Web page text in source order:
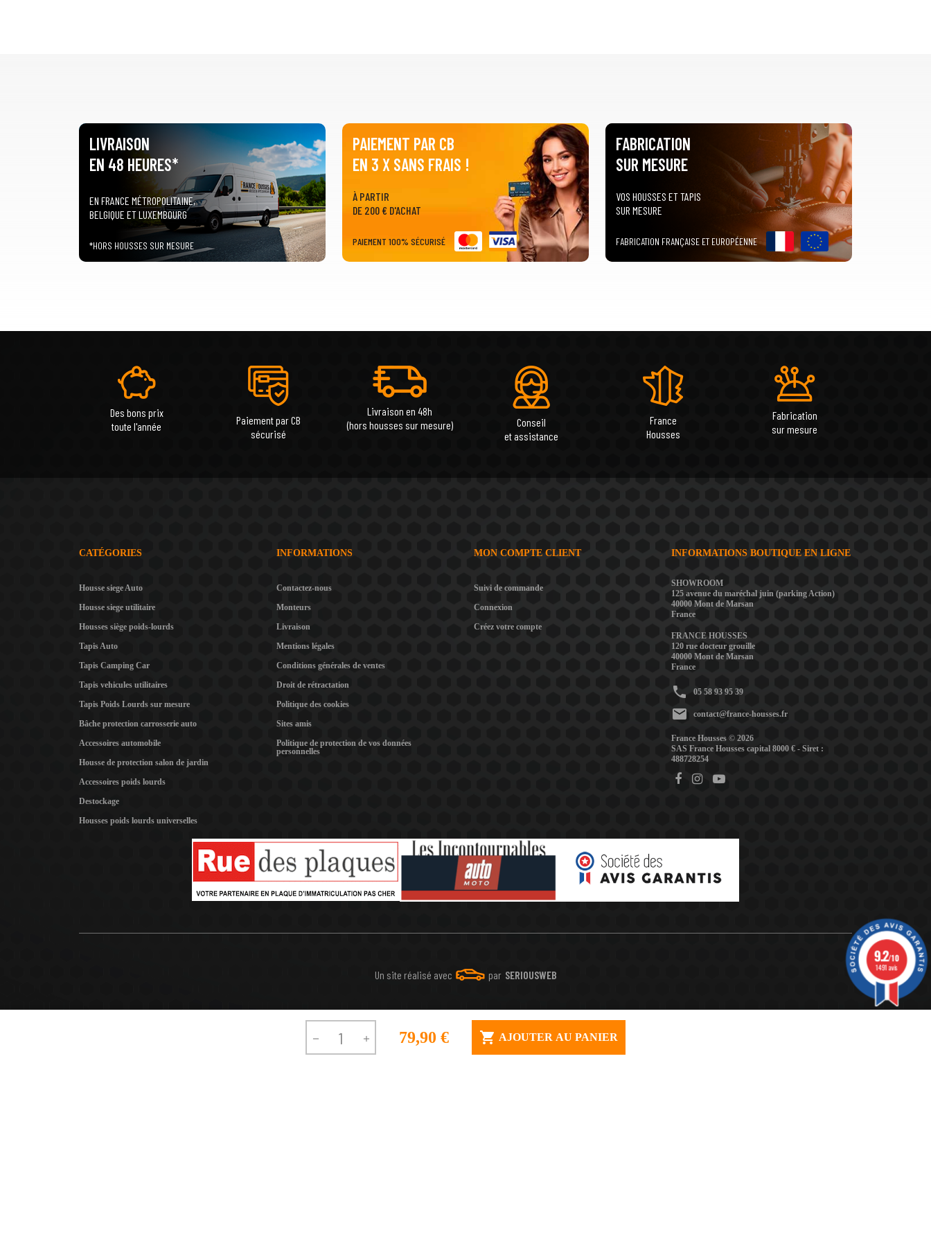
  79,90 €  AJOUTER AU PANIER
LIVRAISON
EN 48 HEURES*
EN FRANCE MÉTROPOLITAINE,
BELGIQUE ET LUXEMBOURG
*HORS HOUSSES SUR MESURE
PAIEMENT PAR CB
EN 3 X SANS FRAIS !
À PARTIR
DE 200 € D'ACHAT
PAIEMENT 100% SÉCURISÉ
FABRICATION
SUR MESURE
VOS HOUSSES ET TAPIS
SUR MESURE
FABRICATION FRANÇAISE ET EUROPÉENNE
Des bons prix
toute l'année
Paiement par CB
sécurisé
Livraison en 48h
(hors housses sur mesure)
Conseil
et assistance
France
Housses
Fabrication
sur mesure
CATÉGORIES
Housse siege Auto
Housse siege utilitaire
Housses siège poids-lourds
Tapis Auto
Tapis Camping Car
Tapis vehicules utilitaires
Tapis Poids Lourds sur mesure
Bâche protection carrosserie auto
Accessoires automobile
Housse de protection salon de jardin
Accessoires poids lourds
Destockage
Housses poids lourds universelles
INFORMATIONS
Contactez-nous
Monteurs
Livraison
Mentions légales
Conditions générales de ventes
Droit de rétractation
Politique des cookies
Sites amis
Politique de protection de vos données
personnelles
MON COMPTE CLIENT
Suivi de commande
Connexion
Créez votre compte
INFORMATIONS BOUTIQUE EN LIGNE
SHOWROOM
125 avenue du maréchal juin (parking Action)
40000 Mont de Marsan
France
FRANCE HOUSSES
120 rue docteur grouille
40000 Mont de Marsan
France
phone 05 58 93 95 39
mail contact@france-housses.fr
France Housses © 2026
SAS France Housses capital 8000 € - Siret :
488728254
Un site réalisé avec par SERIOUSWEB
9.2/10
1491 avis